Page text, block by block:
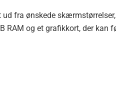
fra ønskede
RAM og et grafikkort, der kan